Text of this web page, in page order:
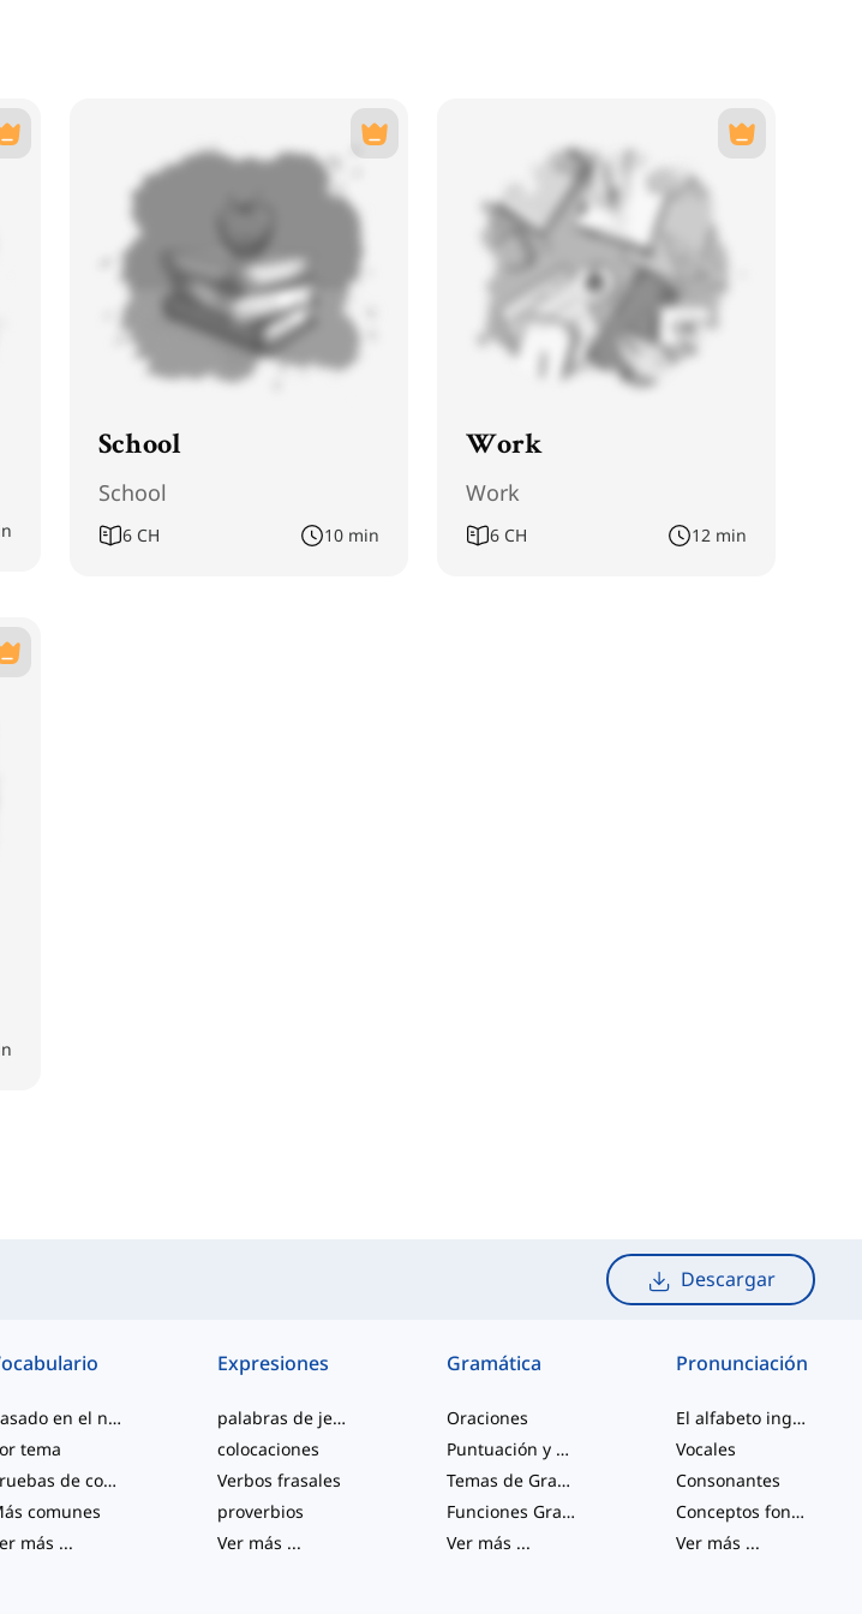
School
School
6 CH 10 min
Work
Work
6 CH 12 min
Descargar
Basado en el nivel
tema
Pruebas de competencia
comunes
más ...
Expresiones
palabras de jerga
colocaciones
Verbos frasales
proverbios
Ver más ...
Gramática
Oraciones
Puntuación y Ortografía
Temas de Gramática Varios
Funciones Gramaticales
Ver más ...
Pronunciación
El alfabeto inglés
Vocales
Consonantes
Conceptos fonológicos
Ver más ...